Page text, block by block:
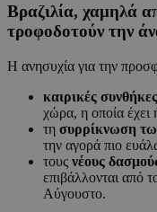
Βραζιλία, χαμηλά
τροφοδοτούν την
Η ανησυχία για την
καιρικές
χώρα, η οποία έχει
τη συρρίκνωση
την αγορά πιο
τους νέους
επιβάλλονται από
Αύγουστο.